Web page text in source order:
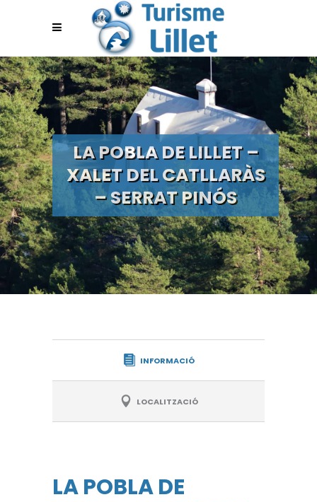
LA POBLA DE LILLET –
XALET DEL CATLLARÀS
– SERRAT PINÓS
INFORMACIÓ
LOCALITZACIÓ
LA POBLA DE